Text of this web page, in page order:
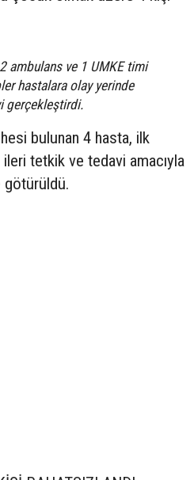
ambulans ve 1 UMKE timi
hastalara olay yerinde
gerçekleştirdi.
bulunan 4 hasta, ilk
ileri tetkik ve tedavi amacıyla
götürüldü.